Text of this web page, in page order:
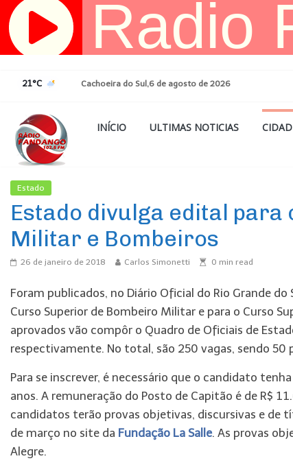
Pular
para
21°C Cachoeira do Sul,6 de agosto de 2026
INÍCIO ULTIMAS NOTICIAS
Estado
Estado divulga edital
Militar e Bombeiros
26 de janeiro de 2018 Carlos Simonetti 0 min read
Foram publicados, no Diário Oficial do Rio Grande
Curso Superior de Bombeiro Militar e para o Curso
aprovados vão compôr o Quadro de Oficiais de
respectivamente. No total, são 250 vagas, sendo 50
Para se inscrever, é necessário que o candidato
anos. A remuneração do Posto de Capitão é de R$
candidatos terão provas objetivas, discursivas e de
de março no site da Fundação La Salle. As provas
Alegre.